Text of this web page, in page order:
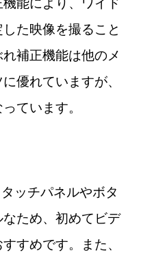
た映像を撮ること
補正機能は他のメ
優れていますが、
ています。
ッチパネルやボタ
ため、初めてビデ
すめです。また、